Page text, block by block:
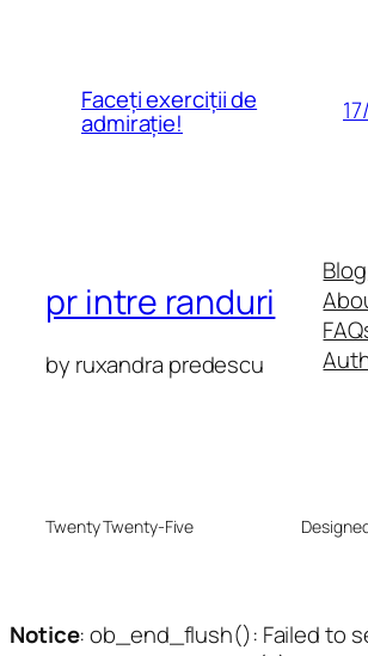
Faceți exerciții de
admirație!
pr intre randuri
by ruxandra predescu
Blog
Twenty Twenty-Five
Notice: ob_end_flush(): Failed to